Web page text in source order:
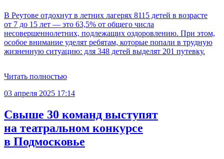
В Реутове отдохнут в летних лагерях 8115 детей в возрасте
от 7 до 15 лет — это 63,5% от общего числа
несовершеннолетних, подлежащих оздоровлению. При этом,
особое внимание уделят ребятам, которые попали в трудную
жизненную ситуацию: для 348 детей выделят 201 путевку.
Читать полностью
03 апреля 2025 17:14
Свыше 30 команд выступят
на театральном конкурсе
в Подмосковье